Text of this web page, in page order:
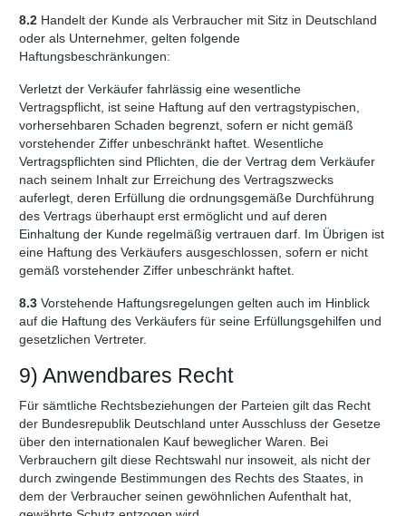
8.2 Handelt der Kunde als Verbraucher mit Sitz in Deutschland
oder als Unternehmer, gelten folgende
Haftungsbeschränkungen:
Verletzt der Verkäufer fahrlässig eine wesentliche
Vertragspflicht, ist seine Haftung auf den vertragstypischen,
vorhersehbaren Schaden begrenzt, sofern er nicht gemäß
vorstehender Ziffer unbeschränkt haftet. Wesentliche
Vertragspflichten sind Pflichten, die der Vertrag dem Verkäufer
nach seinem Inhalt zur Erreichung des Vertragszwecks
auferlegt, deren Erfüllung die ordnungsgemäße Durchführung
des Vertrags überhaupt erst ermöglicht und auf deren
Einhaltung der Kunde regelmäßig vertrauen darf. Im Übrigen ist
eine Haftung des Verkäufers ausgeschlossen, sofern er nicht
gemäß vorstehender Ziffer unbeschränkt haftet.
8.3 Vorstehende Haftungsregelungen gelten auch im Hinblick
auf die Haftung des Verkäufers für seine Erfüllungsgehilfen und
gesetzlichen Vertreter.
9) Anwendbares Recht
Für sämtliche Rechtsbeziehungen der Parteien gilt das Recht
der Bundesrepublik Deutschland unter Ausschluss der Gesetze
über den internationalen Kauf beweglicher Waren. Bei
Verbrauchern gilt diese Rechtswahl nur insoweit, als nicht der
durch zwingende Bestimmungen des Rechts des Staates, in
dem der Verbraucher seinen gewöhnlichen Aufenthalt hat,